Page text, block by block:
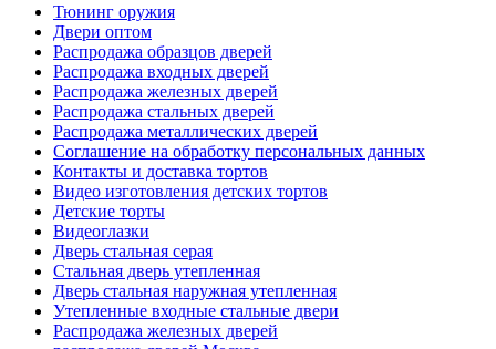
Тюнинг оружия
Двери оптом
Распродажа образцов дверей
Распродажа входных дверей
Распродажа железных дверей
Распродажа стальных дверей
Распродажа металлических дверей
Соглашение на обработку персональных данных
Контакты и доставка тортов
Видео изготовления детских тортов
Детские торты
Видеоглазки
Дверь стальная серая
Стальная дверь утепленная
Дверь стальная наружная утепленная
Утепленные входные стальные двери
Распродажа железных дверей